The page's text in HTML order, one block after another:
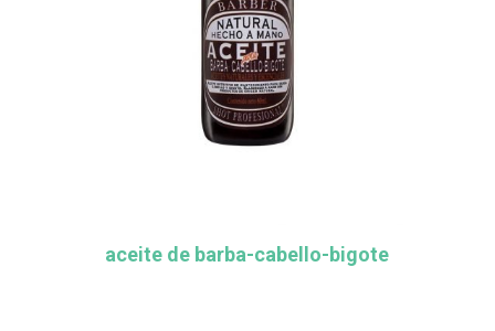
aceite de barba-cabello-bigote